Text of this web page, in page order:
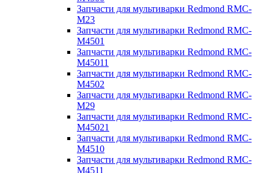
Запчасти для мультиварки Redmond RMC-
M23
Запчасти для мультиварки Redmond RMC-
M4501
Запчасти для мультиварки Redmond RMC-
M45011
Запчасти для мультиварки Redmond RMC-
M4502
Запчасти для мультиварки Redmond RMC-
M29
Запчасти для мультиварки Redmond RMC-
M45021
Запчасти для мультиварки Redmond RMC-
M4510
Запчасти для мультиварки Redmond RMC-
M4511